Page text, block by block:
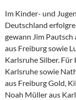
Im Kinder- und
Deutschland
gewann Jim
aus Freiburg sowie
Karlsruhe Silber.
Karlsruhe sowie
aus Freiburg Gold,
Noah Müller aus